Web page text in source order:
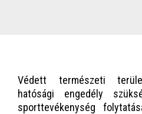
Védett természeti
hatósági engedély
sporttevékenység